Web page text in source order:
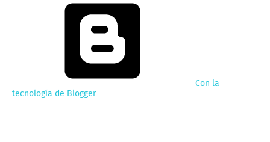
Con la
tecnología de Blogger